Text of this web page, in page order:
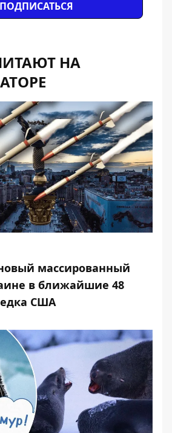
ПОДПИСАТЬСЯ
НА
массированный
в ближайшие 48
США